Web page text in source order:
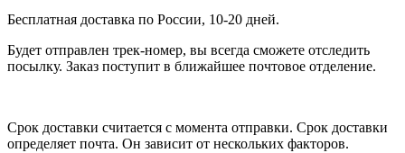
Бесплатная доставка по России, 10-20 дней.
Будет отправлен трек-номер, вы всегда сможете отследить
посылку. Заказ поступит в ближайшее почтовое отделение.
Срок доставки считается с момента отправки. Срок доставки
определяет почта. Он зависит от нескольких факторов.